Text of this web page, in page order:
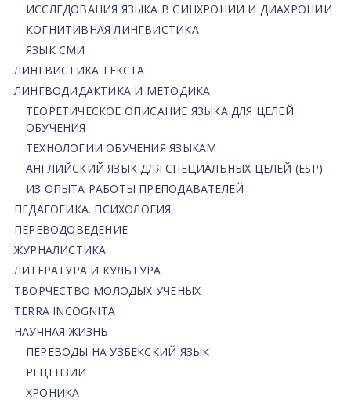
ИССЛЕДОВАНИЯ ЯЗЫКА В СИНХРОНИИ И ДИАХРОНИИ
КОГНИТИВНАЯ ЛИНГВИСТИКА
ЯЗЫК СМИ
ЛИНГВИСТИКА ТЕКСТА
ЛИНГВОДИДАКТИКА И МЕТОДИКА
ТЕОРЕТИЧЕСКОЕ ОПИСАНИЕ ЯЗЫКА ДЛЯ ЦЕЛЕЙ
ОБУЧЕНИЯ
ТЕХНОЛОГИИ ОБУЧЕНИЯ ЯЗЫКАМ
АНГЛИЙСКИЙ ЯЗЫК ДЛЯ СПЕЦИАЛЬНЫХ ЦЕЛЕЙ (ESP)
ИЗ ОПЫТА РАБОТЫ ПРЕПОДАВАТЕЛЕЙ
ПЕДАГОГИКА. ПСИХОЛОГИЯ
ПЕРЕВОДОВЕДЕНИЕ
ЖУРНАЛИСТИКА
ЛИТЕРАТУРА И КУЛЬТУРА
ТВОРЧЕСТВО МОЛОДЫХ УЧЕНЫХ
TERRA INCOGNITA
НАУЧНАЯ ЖИЗНЬ
ПЕРЕВОДЫ НА УЗБЕКСКИЙ ЯЗЫК
РЕЦЕНЗИИ
ХРОНИКА